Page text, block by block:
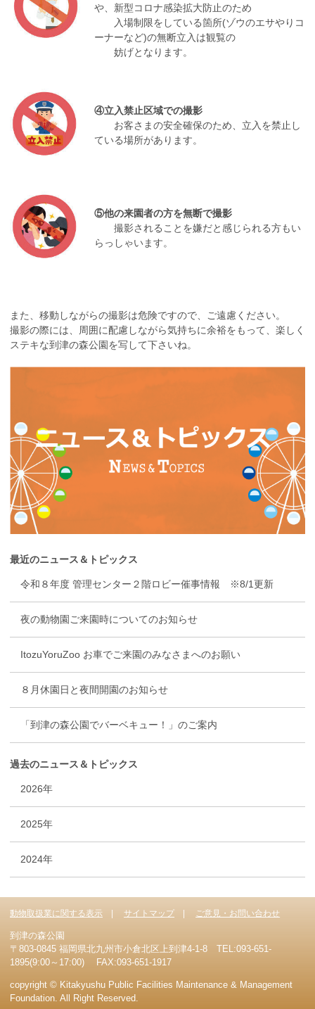
や、新型コロナ感染拡大防止のため
入場制限をしている箇所(ゾウのエサやりコ
ーナーなど)の無断立入は観覧の
妨げとなります。
④立入禁止区域での撮影
お客さまの安全確保のため、立入を禁止し
ている場所があります。
⑤他の来園者の方を無断で撮影
撮影されることを嫌だと感じられる方もい
らっしゃいます。
また、移動しながらの撮影は危険ですので、ご遠慮ください。
撮影の際には、周囲に配慮しながら気持ちに余裕をもって、楽しく
ステキな到津の森公園を写して下さいね。
最近のニュース＆トピックス
令和８年度 管理センター２階ロビー催事情報 ※8/1更新
夜の動物園ご来園時についてのお知らせ
ItozuYoruZoo お車でご来園のみなさまへのお願い
８月休園日と夜間開園のお知らせ
「到津の森公園でバーベキュー！」のご案内
過去のニュース＆トピックス
2026年
2025年
2024年
動物取扱業に関する表示 サイトマップ ご意見・お問い合わせ
到津の森公園
〒803-0845 福岡県北九州市小倉北区上到津4-1-8 TEL:093-651-
1895(9:00～17:00) FAX:093-651-1917
copyright © Kitakyushu Public Facilities Maintenance & Management
Foundation. All Right Reserved.